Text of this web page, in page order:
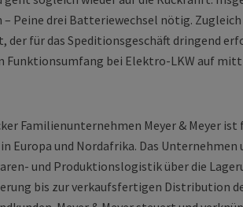
– Peine drei Batteriewechsel nötig.
der für das Speditionsgeschäft dringend
Funktionsumfang bei Elektro-LKW auf
Familienunternehmen Meyer & Meyer
Europa und Nordafrika. Das
und Produktionslogistik über die
bis zur verkaufsfertigen Distribution